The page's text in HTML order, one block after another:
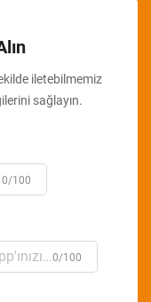
iletebilmemiz
sağlayın.
0/100
0/100